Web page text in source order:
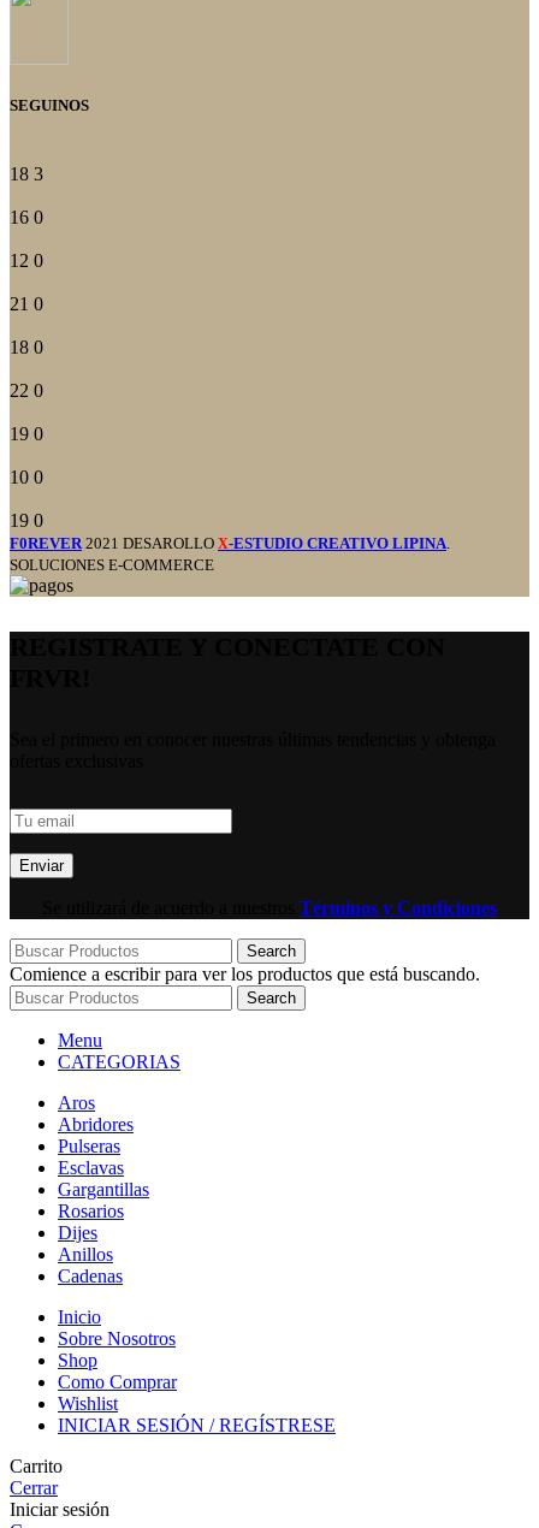
SEGUINOS
18 3
16 0
12 0
21 0
18 0
22 0
19 0
10 0
19 0
F0REVER 2021 DESAROLLO X-ESTUDIO CREATIVO LIPINA
SOLUCIONES E-COMMERCE
Términos y Condiciones
Search
Comience a escribir para ver los productos que está buscando.
Search
Menu
CATEGORIAS
Aros
Abridores
Pulseras
Esclavas
Gargantillas
Rosarios
Dijes
Anillos
Cadenas
Inicio
Sobre Nosotros
Shop
Como Comprar
Wishlist
INICIAR SESIÓN / REGÍSTRESE
Carrito
Cerrar
Iniciar sesión